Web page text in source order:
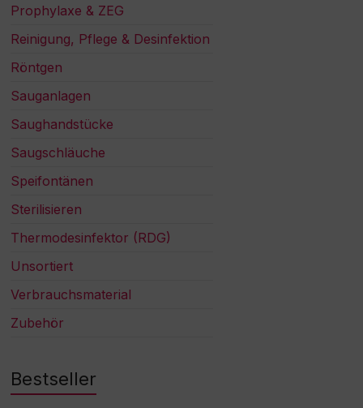
Prophylaxe & ZEG
Reinigung, Pflege & Desinfektion
Röntgen
Sauganlagen
Saughandstücke
Saugschläuche
Speifontänen
Sterilisieren
Thermodesinfektor (RDG)
Unsortiert
Verbrauchsmaterial
Zubehör
Bestseller